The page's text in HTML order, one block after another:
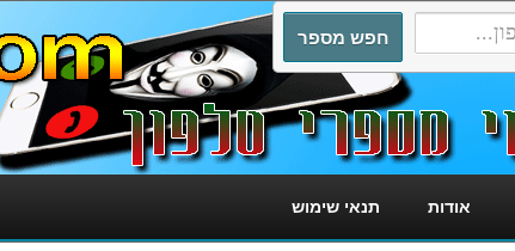
אודות תנאי שימוש